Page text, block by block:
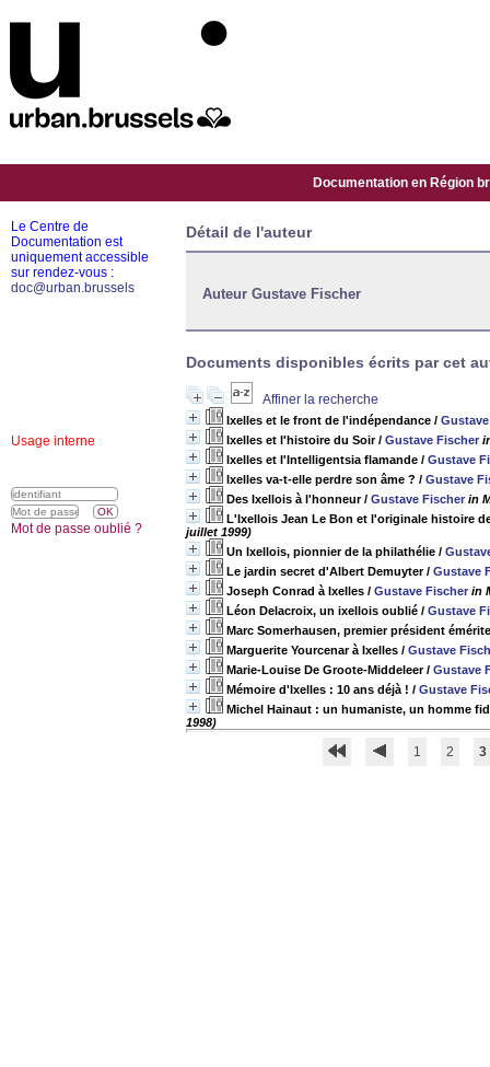
Documentation en Région
Détail de l'auteur
Auteur Gustave Fischer
Documents disponibles écrits par cet
Affiner la recherche
Ixelles et le front de l'indépendance /
Ixelles et l'histoire du Soir/ Gustave Fischer
Ixelles et l'Intelligentsia flamande / Gustave
Ixelles va-t-elle perdre son âme ? / Gustave
Des Ixellois à l'honneur/ Gustave Fischer in
L'Ixellois Jean Le Bon et l'originale histoire
juillet 1999)
Un Ixellois, pionnier de la philathélie /
Le jardin secret d'Albert Demuyter/ Gustave
Joseph Conrad à Ixelles / Gustave Fischer in
Léon Delacroix, un ixellois oublié / Gustave
Marc Somerhausen, premier président
Marguerite Yourcenar à Ixelles / Gustave
Marie-Louise De Groote-Middeleer/ Gustave
Mémoire d'Ixelles : 10 ans déjà ! / Gustave
Michel Hainaut : un humaniste, un homme
1998)
1 2 3
Le Centre de
Documentation est
uniquement accessible
sur rendez-vous :
doc@urban.brussels
Usage interne
Mot de passe oublié ?